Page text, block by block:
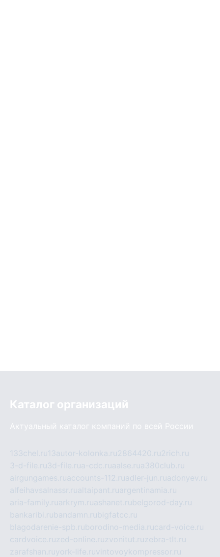
Каталог организаций
Актуальный каталог компаний по всей России
133chel.ru13autor-kolonka.ru2864420.ru2rich.ru
3-d-file.ru3d-file.rua-cdc.ruaalse.rua380club.ru
airgungames.ruaccounts-112.ruadler-jun.ruadonyev.ru
alfeihavsalnassr.rualtaipant.ruargentinamia.ru
aria-family.ruarkrym.ruashanet.rubelgorod-day.ru
bankaribi.rubandamn.rubigfatcc.ru
blagodarenie-spb.ruborodino-media.rucard-voice.ru
cardvoice.ruzed-online.ruzvonitut.ruzebra-tlt.ru
zarafshan.ruyork-life.ruvintovoykompressor.ru